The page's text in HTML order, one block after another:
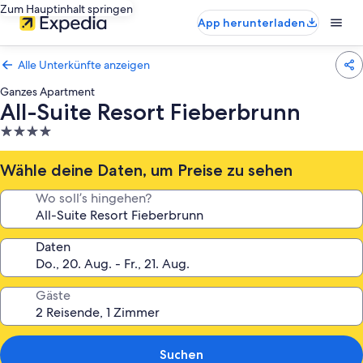
Zum Hauptinhalt springen
App herunterladen
Alle Unterkünfte anzeigen
Ganzes Apartment
All-Suite Resort Fieberbrunn
4.0-
Sterne-
Unterkunft
Wähle deine Daten, um Preise zu sehen
Wo soll’s hingehen?
Daten
Gäste
Suchen